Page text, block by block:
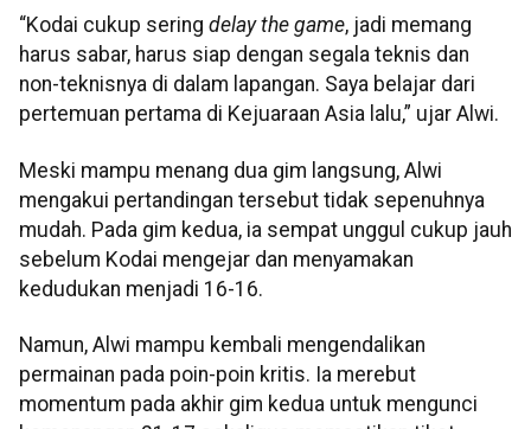
“Kodai cukup sering delay the game, jadi memang
harus sabar, harus siap dengan segala teknis dan
non-teknisnya di dalam lapangan. Saya belajar dari
pertemuan pertama di Kejuaraan Asia lalu,” ujar Alwi.
Meski mampu menang dua gim langsung, Alwi
mengakui pertandingan tersebut tidak sepenuhnya
mudah. Pada gim kedua, ia sempat unggul cukup jauh
sebelum Kodai mengejar dan menyamakan
kedudukan menjadi 16-16.
Namun, Alwi mampu kembali mengendalikan
permainan pada poin-poin kritis. Ia merebut
momentum pada akhir gim kedua untuk mengunci